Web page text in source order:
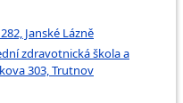
Janské Lázně
zdravotnická škola a
303, Trutnov